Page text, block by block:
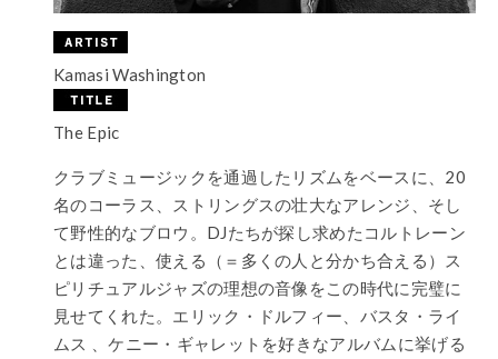
Kamasi Washington
The Epic
クラブミュージックを通過したリズムをベースに、20
名のコーラス、ストリングスの壮大なアレンジ、そし
て野性的なブロウ。DJたちが探し求めたコルトレーン
とは違った、使える（＝多くの人と分かち合える）ス
ピリチュアルジャズの理想の音像をこの時代に完璧に
見せてくれた。エリック・ドルフィー、バスタ・ライ
ムス 、ケニー・ギャレットを好きなアルバムに挙げる